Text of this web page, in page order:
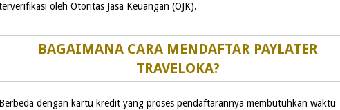
oleh Otoritas Jasa Keuangan (OJK).
BAGAIMANA CARA MENDAFTAR PAYLATER
TRAVELOKA?
Berbeda dengan kartu kredit yang proses pendaftarannya membutuhkan waktu